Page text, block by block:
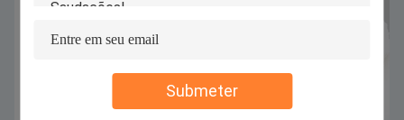
Submeter